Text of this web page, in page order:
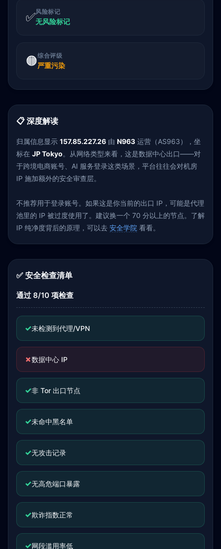
✅风险标记
无风险标记
🟠综合评级
严重污染
📋 深度解读
归属信息显示 157.85.227.26 由 N963 运营（AS963），坐
标在 JP Tokyo。从网络类型来看，这是数据中心出口——对
于跨境电商账号、AI 服务登录这类场景，平台往往会对机房
IP 施加额外的安全审查层。
不推荐用于登录账号。如果这是你当前的出口 IP，可能是代理
池里的 IP 被过度使用了。建议换一个 70 分以上的节点。了解
IP 纯净度背后的原理，可以去 安全学院 看看。
✅ 安全检查清单
通过 8/10 项检查
✓未检测到代理/VPN
✗数据中心 IP
✓非 Tor 出口节点
✓未命中黑名单
✓无攻击记录
✓无高危端口暴露
✓欺诈指数正常
✓网段滥用率低